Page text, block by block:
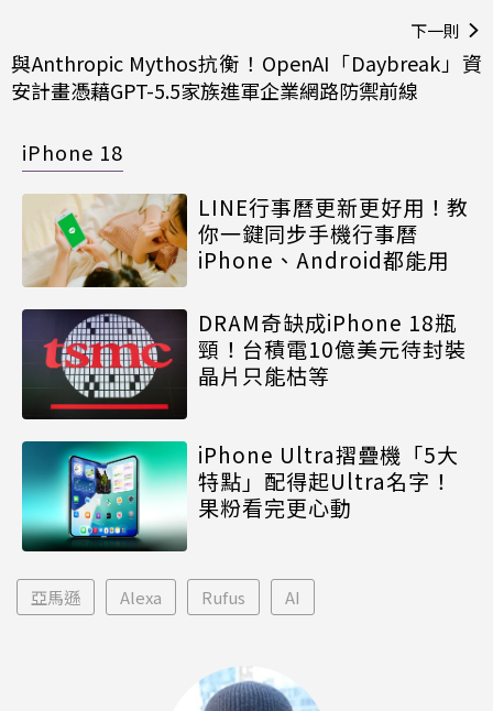
下一則
與Anthropic Mythos抗衡！OpenAI「Daybreak」資
安計畫憑藉GPT-5.5家族進軍企業網路防禦前線
iPhone 18
LINE行事曆更新更好用！教
你一鍵同步手機行事曆
iPhone、Android都能用
DRAM奇缺成iPhone 18瓶
頸！台積電10億美元待封裝
晶片只能枯等
iPhone Ultra摺疊機「5大
特點」配得起Ultra名字！
果粉看完更心動
亞馬遜 Alexa Rufus AI